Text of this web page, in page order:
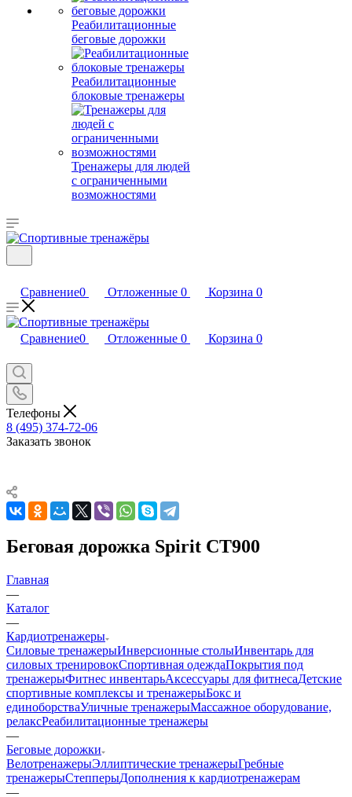
Реабилитационные
беговые дорожки
Реабилитационные
блоковые тренажеры
Тренажеры для людей
с ограниченными
возможностями
Сравнение0 Отложенные 0 Корзина 0
Сравнение0 Отложенные 0 Корзина 0
Телефоны
8 (495) 374-72-06
Заказать звонок
Беговая дорожка Spirit CT900
Главная
—
Каталог
—
Кардиотренажеры
Силовые тренажерыИнверсионные столыИнвентарь для
силовых тренировокСпортивная одеждаПокрытия под
тренажерыФитнес инвентарьАксессуары для фитнесаДетские
спортивные комплексы и тренажерыБокс и
единоборстваУличные тренажерыМассажное оборудование,
релаксРеабилитационные тренажеры
—
Беговые дорожки
ВелотренажерыЭллиптические тренажерыГребные
тренажерыСтепперыДополнения к кардиотренажерам
—